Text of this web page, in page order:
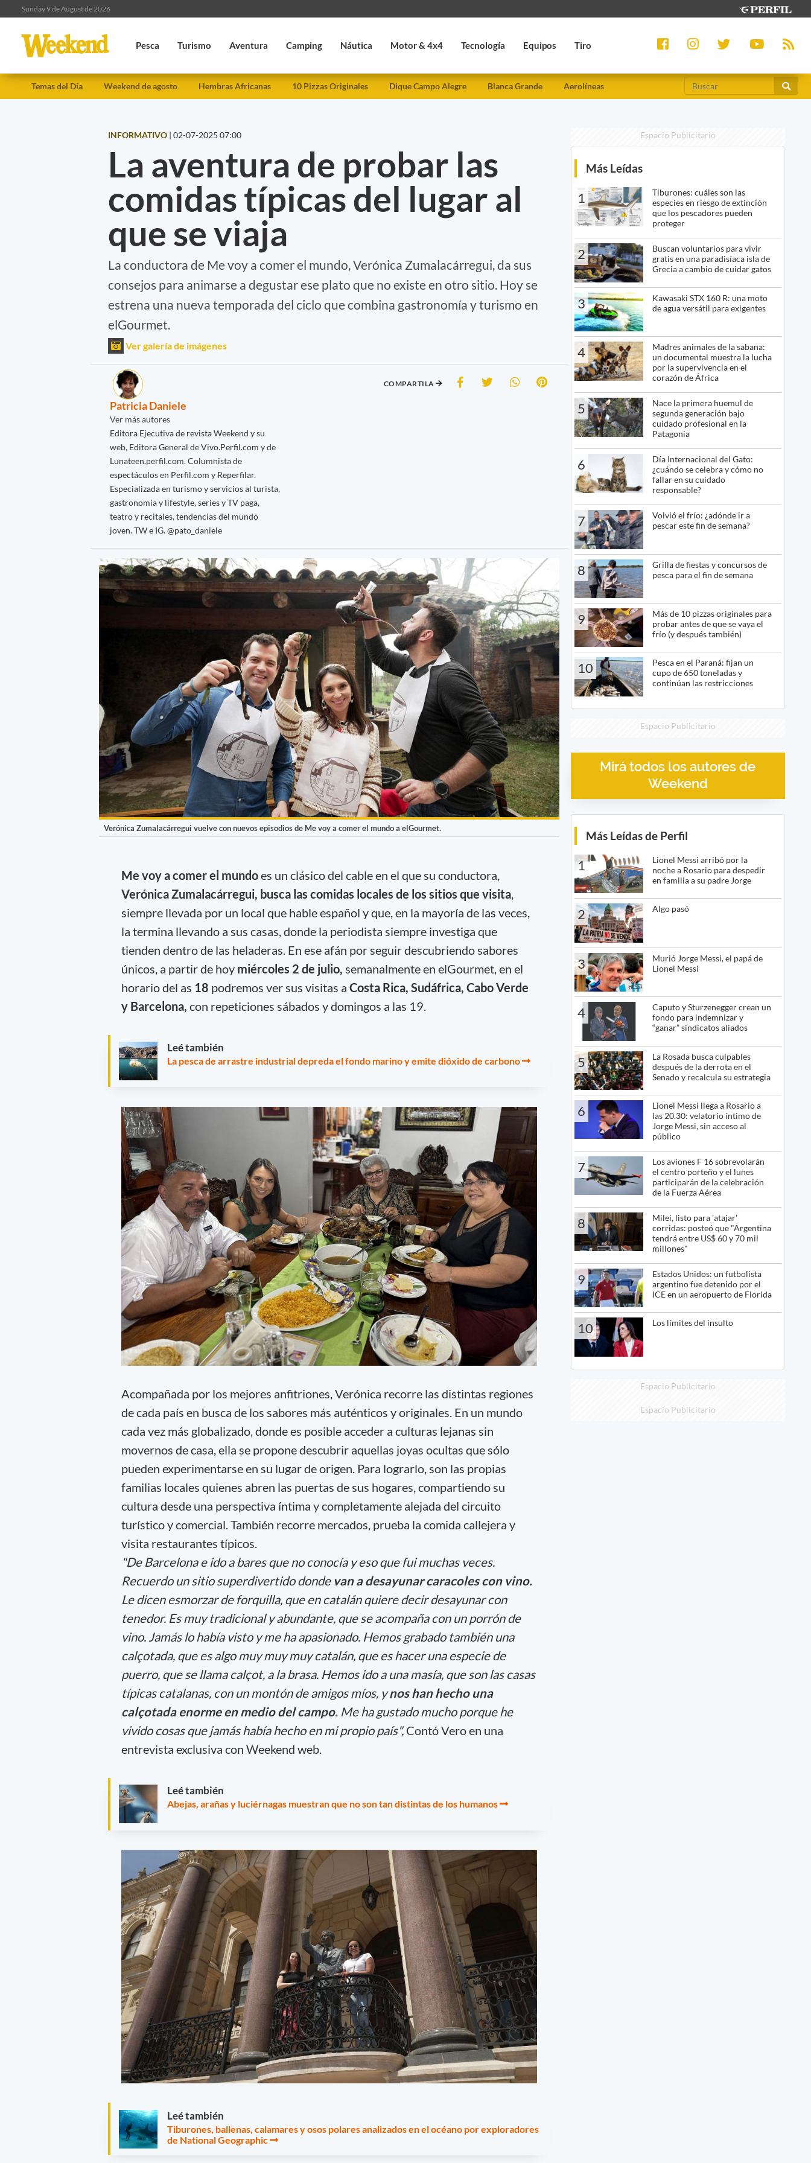
Sunday 9 de August de 2026
Pesca Turismo Aventura Camping Náutica Motor & 4x4 Tecnología Equipos Tiro
Temas del Día Weekend de agosto Hembras Africanas 10 Pizzas Originales Dique Campo Alegre Blanca Grande Aerolíneas
INFORMATIVO | 02-07-2025 07:00
La aventura de probar las
comidas típicas del lugar al
que se viaja
La conductora de Me voy a comer el mundo, Verónica Zumalacárregui, da sus
consejos para animarse a degustar ese plato que no existe en otro sitio. Hoy se
estrena una nueva temporada del ciclo que combina gastronomía y turismo en
elGourmet.
Ver galería de imágenes
Patricia Daniele
Ver más autores
Editora Ejecutiva de revista Weekend y su
web, Editora General de Vivo.Perfil.com y de
Lunateen.perfil.com. Columnista de
espectáculos en Perfil.com y Reperfilar.
Especializada en turismo y servicios al turista,
gastronomía y lifestyle, series y TV paga,
teatro y recitales, tendencias del mundo
joven. TW e IG. @pato_daniele
COMPARTILA
Verónica Zumalacárregui vuelve con nuevos episodios de Me voy a comer el mundo a elGourmet.
Me voy a comer el mundoes un clásico del cable en el que su conductora,
Verónica Zumalacárregui, busca las comidas locales de los sitios que visita,
siempre llevada por un local que hable español y que, en la mayoría de las veces,
la termina llevando a sus casas, donde la periodista siempre investiga que
tienden dentro de las heladeras. En ese afán por seguir descubriendo sabores
únicos, a partir de hoy miércoles 2 de julio, semanalmente en elGourmet, en el
horario del as 18 podremos ver sus visitas a Costa Rica, Sudáfrica, Cabo Verde
y Barcelona, con repeticiones sábados y domingos a las 19.
Leé también
La pesca de arrastre industrial depreda el fondo marino y emite dióxido de carbono
Acompañada por los mejores anfitriones, Verónica recorre las distintas regiones
de cada país en busca de los sabores más auténticos y originales. En un mundo
cada vez más globalizado, donde es posible acceder a culturas lejanas sin
movernos de casa, ella se propone descubrir aquellas joyas ocultas que sólo
pueden experimentarse en su lugar de origen. Para lograrlo, son las propias
familias locales quienes abren las puertas de sus hogares, compartiendo su
cultura desde una perspectiva íntima y completamente alejada del circuito
turístico y comercial. También recorre mercados, prueba la comida callejera y
visita restaurantes típicos.
"De Barcelona e ido a bares que no conocía y eso que fui muchas veces.
Recuerdo un sitio superdivertido donde van a desayunar caracoles con vino.
Le dicen esmorzar de forquilla, que en catalán quiere decir desayunar con
tenedor. Es muy tradicional y abundante, que se acompaña con un porrón de
vino. Jamás lo había visto y me ha apasionado. Hemos grabado también una
calçotada, que es algo muy muy muy catalán, que es hacer una especie de
puerro, que se llama calçot, a la brasa. Hemos ido a una masía, que son las casas
típicas catalanas, con un montón de amigos míos, ynos han hecho una
calçotada enorme en medio del campo. Me ha gustado mucho porque he
vivido cosas que jamás había hecho en mi propio país",Contó Vero en una
entrevista exclusiva con Weekend web.
Leé también
Abejas, arañas y luciérnagas muestran que no son tan distintas de los humanos
Leé también
Tiburones, ballenas, calamares y osos polares analizados en el océano por exploradores
de National Geographic
Espacio Publicitario
Más Leídas
1
Tiburones: cuáles son las
especies en riesgo de extinción
que los pescadores pueden
proteger
2
Buscan voluntarios para vivir
gratis en una paradisíaca isla de
Grecia a cambio de cuidar gatos
3
Kawasaki STX 160 R: una moto
de agua versátil para exigentes
4
Madres animales de la sabana:
un documental muestra la lucha
por la supervivencia en el
corazón de África
5
Nace la primera huemul de
segunda generación bajo
cuidado profesional en la
Patagonia
6
Día Internacional del Gato:
¿cuándo se celebra y cómo no
fallar en su cuidado
responsable?
7
Volvió el frío: ¿adónde ir a
pescar este fin de semana?
8
Grilla de fiestas y concursos de
pesca para el fin de semana
9
Más de 10 pizzas originales para
probar antes de que se vaya el
frío (y después también)
10
Pesca en el Paraná: fijan un
cupo de 650 toneladas y
continúan las restricciones
Espacio Publicitario
Mirá todos los autores de
Weekend
Más Leídas de Perfil
1
Lionel Messi arribó por la
noche a Rosario para despedir
en familia a su padre Jorge
2 Algo pasó
3
Murió Jorge Messi, el papá de
Lionel Messi
4
Caputo y Sturzenegger crean un
fondo para indemnizar y
“ganar” sindicatos aliados
5
La Rosada busca culpables
después de la derrota en el
Senado y recalcula su estrategia
6
Lionel Messi llega a Rosario a
las 20.30: velatorio íntimo de
Jorge Messi, sin acceso al
público
7
Los aviones F 16 sobrevolarán
el centro porteño y el lunes
participarán de la celebración
de la Fuerza Aérea
8
Milei, listo para 'atajar'
corridas: posteó que "Argentina
tendrá entre US$ 60 y 70 mil
millones"
9
Estados Unidos: un futbolista
argentino fue detenido por el
ICE en un aeropuerto de Florida
10 Los límites del insulto
Espacio Publicitario
Espacio Publicitario